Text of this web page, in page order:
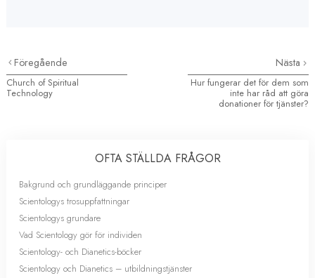
Föregående
Church of Spiritual
Technology
Nästa
Hur fungerar det för dem som
inte har råd att göra
donationer för tjänster?
OFTA STÄLLDA FRÅGOR
Bakgrund och grundläggande principer
Scientologys trosuppfattningar
Scientologys grundare
Vad Scientology gör för individen
Scientology- och Dianetics-böcker
Scientology och Dianetics – utbildningstjänster